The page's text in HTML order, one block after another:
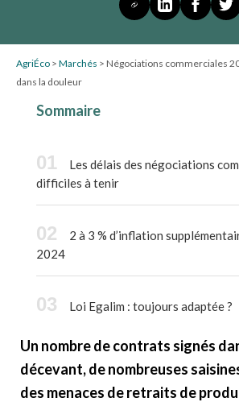
AgriÉco > Marchés > Négociations commerciales
dans la douleur
Sommaire
Les délais des négociations
difficiles à tenir
2 à 3 % d’inflation
2024
Loi Egalim : toujours adaptée ?
Un nombre de contrats signés
décevant, de nombreuses
des menaces de retraits de